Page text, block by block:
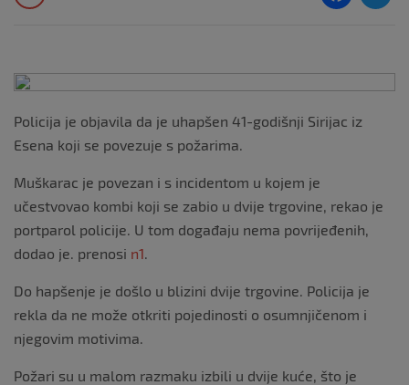
e
b
o
k
Policija je objavila da je uhapšen 41-godišnji Sirijac iz
Esena koji se povezuje s požarima.
Muškarac je povezan i s incidentom u kojem je
učestvovao kombi koji se zabio u dvije trgovine, rekao je
portparol policije. U tom događaju nema povrijeđenih,
dodao je. prenosi n1.
Do hapšenje je došlo u blizini dvije trgovine. Policija je
rekla da ne može otkriti pojedinosti o osumnjičenom i
njegovim motivima.
Požari su u malom razmaku izbili u dvije kuće, što je